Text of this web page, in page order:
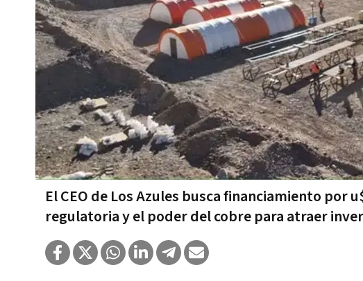
El CEO de Los Azules busca financiamiento por
regulatoria y el poder del cobre para atraer